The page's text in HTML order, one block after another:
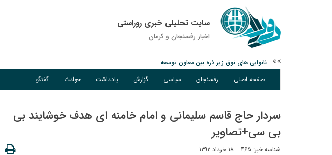
سایت تحلیلی خبری روراستی
اخبار رفسنجان و كرمان
نانوایی های نوق زیر ذره بین معاون توسعه
مس رفسنجان در انتظار رأی CAS؛ آغاز تمرینات از هفته آینده
پیام رئیس کل دادگستری استان کرمان به مناسبت ۱۷ مردادماه سالروز شهادت شهید صارمی و روز خبرنگار
صفحه اصلی رفسنجان سیاسی گزارش یادداشت حوادث گفتگو
سردار حاج قاسم سلیمانی و امام خامنه ای هدف خوشایند بی
بی سی+تصاویر
شناسه خبر: 465 ۱۸ خرداد ۱۳۹۲